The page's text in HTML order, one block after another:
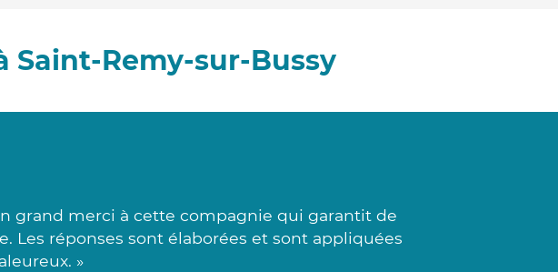
Saint-Remy-sur-Bussy
grand merci à cette compagnie qui garantit de
Les réponses sont élaborées et sont appliquées
»